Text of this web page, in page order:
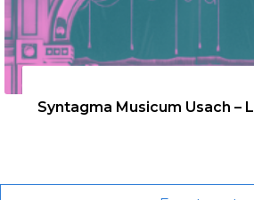
Syntagma Musicum Usach –